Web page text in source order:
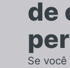
de
Se